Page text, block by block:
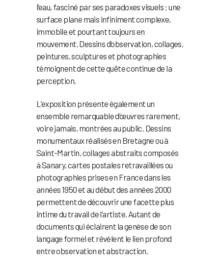
l’eau, fasciné par ses paradoxes visuels : une
surface plane mais infiniment complexe,
immobile et pourtant toujours en
mouvement. Dessins d’observation, collages,
peintures, sculptures et photographies
témoignent de cette quête continue de la
perception.
L’exposition présente également un
ensemble remarquable d’œuvres rarement,
voire jamais, montrées au public. Dessins
monumentaux réalisés en Bretagne ou à
Saint-Martin, collages abstraits composés
à Sanary, cartes postales retravaillées ou
photographies prises en France dans les
années 1950 et au début des années 2000
permettent de découvrir une facette plus
intime du travail de l’artiste. Autant de
documents qui éclairent la genèse de son
langage formel et révèlent le lien profond
entre observation et abstraction.